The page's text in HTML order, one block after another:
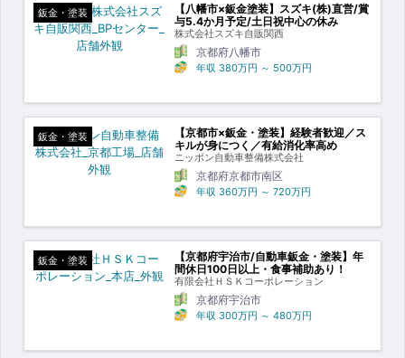
鈑金・塗装
【八幡市×鈑金塗装】スズキ(株)直営/賞
与5.4か月予定/土日祝中心の休み
株式会社スズキ自販関西
京都府八幡市
年収 380万円 ～ 500万円
鈑金・塗装
【京都市×鈑金・塗装】経験者歓迎／ス
キルが身につく／有給消化率高め
ニッポン自動車整備株式会社
京都府京都市南区
年収 360万円 ～ 720万円
鈑金・塗装
【京都府宇治市/自動車鈑金・塗装】年
間休日100日以上・食事補助あり！
有限会社ＨＳＫコーポレーション
京都府宇治市
年収 300万円 ～ 480万円